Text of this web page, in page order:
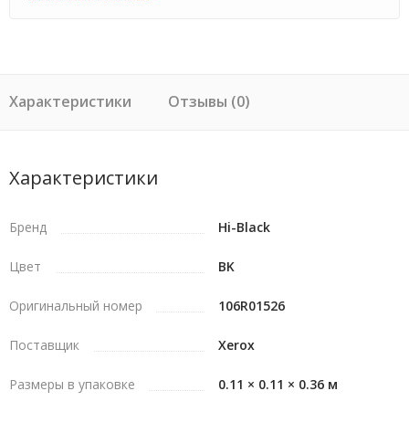
Характеристики Отзывы (0)
Характеристики
Бренд Hi-Black
Цвет BK
Оригинальный номер 106R01526
Поставщик Xerox
Размеры в упаковке 0.11 × 0.11 × 0.36 м